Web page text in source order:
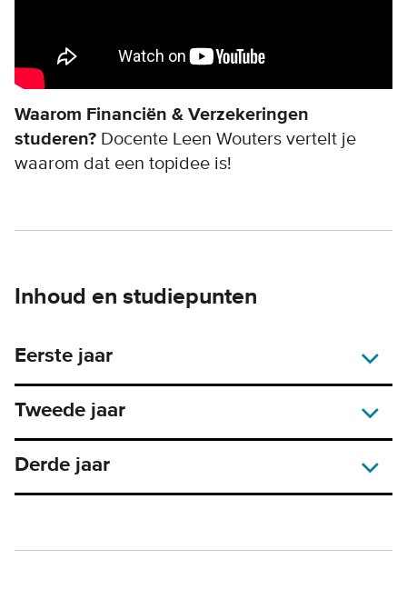
Waarom Financiën & Verzekeringen
studeren? Docente Leen Wouters vertelt je
waarom dat een topidee is!
Inhoud en studiepunten
Eerste jaar
Tweede jaar
Derde jaar